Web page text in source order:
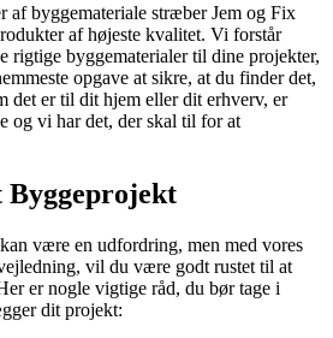
af byggemateriale stræber Jem og Fix
af højeste kvalitet. Vi forstår
rigtige byggematerialer til dine projekter,
opgave at sikre, at du finder det,
det er til dit hjem eller dit erhverv, er
og vi har det, der skal til for at
Byggeprojekt
være en udfordring, men med vores
vil du være godt rustet til at
er nogle vigtige råd, du bør tage i
dit projekt: